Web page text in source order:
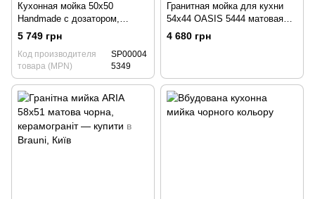
Кухонная мойка 50х50
Handmade с дозатором,
черная 3,0/1.5)
5 749 грн
Код производителя
товара (MPN)
SP00004
5349
Гранитная мойка для кухни
54х44 OASIS 5444 матовая
Темная скала, под
столешницу
4 680 грн